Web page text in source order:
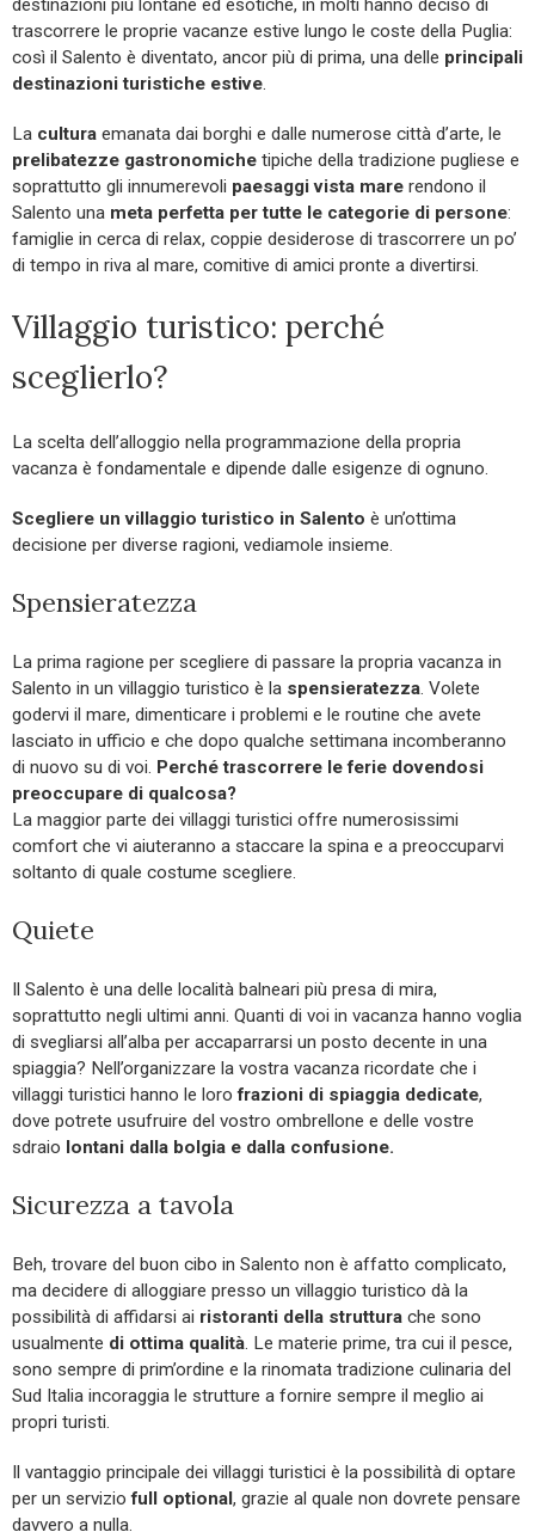
destinazioni più lontane ed esotiche, in molti hanno deciso di
trascorrere le proprie vacanze estive lungo le coste della Puglia:
così il Salento è diventato, ancor più di prima, una delle principali
destinazioni turistiche estive.
La cultura emanata dai borghi e dalle numerose città d’arte, le
prelibatezze gastronomiche tipiche della tradizione pugliese e
soprattutto gli innumerevoli paesaggi vista mare rendono il
Salento una meta perfetta per tutte le categorie di persone:
famiglie in cerca di relax, coppie desiderose di trascorrere un po’
di tempo in riva al mare, comitive di amici pronte a divertirsi.
Villaggio turistico: perché
sceglierlo?
La scelta dell’alloggio nella programmazione della propria
vacanza è fondamentale e dipende dalle esigenze di ognuno.
Scegliere un villaggio turistico in Salento è un’ottima
decisione per diverse ragioni, vediamole insieme.
Spensieratezza
La prima ragione per scegliere di passare la propria vacanza in
Salento in un villaggio turistico è la spensieratezza. Volete
godervi il mare, dimenticare i problemi e le routine che avete
lasciato in ufficio e che dopo qualche settimana incomberanno
di nuovo su di voi. Perché trascorrere le ferie dovendosi
preoccupare di qualcosa?
La maggior parte dei villaggi turistici offre numerosissimi
comfort che vi aiuteranno a staccare la spina e a preoccuparvi
soltanto di quale costume scegliere.
Quiete
Il Salento è una delle località balneari più presa di mira,
soprattutto negli ultimi anni. Quanti di voi in vacanza hanno voglia
di svegliarsi all’alba per accaparrarsi un posto decente in una
spiaggia? Nell’organizzare la vostra vacanza ricordate che i
villaggi turistici hanno le lorofrazioni di spiaggia dedicate,
dove potrete usufruire del vostro ombrellone e delle vostre
sdraio lontani dalla bolgia e dalla confusione.
Sicurezza a tavola
Beh, trovare del buon cibo in Salento non è affatto complicato,
ma decidere di alloggiare presso un villaggio turistico dà la
possibilità di affidarsi ai ristoranti della struttura che sono
usualmente di ottima qualità. Le materie prime, tra cui il pesce,
sono sempre di prim’ordine e la rinomata tradizione culinaria del
Sud Italia incoraggia le strutture a fornire sempre il meglio ai
propri turisti.
Il vantaggio principale dei villaggi turistici è la possibilità di optare
per un serviziofull optional, grazie al quale non dovrete pensare
davvero a nulla.